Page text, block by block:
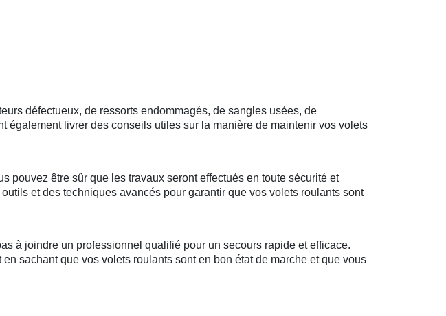
défectueux, de ressorts endommagés, de sangles usées, de
livrer des conseils utiles sur la manière de maintenir vos volets
pouvez être sûr que les travaux seront effectués en toute sécurité et
et des techniques avancés pour garantir que vos volets roulants sont
à joindre un professionnel qualifié pour un secours rapide et efficace.
sachant que vos volets roulants sont en bon état de marche et que vous